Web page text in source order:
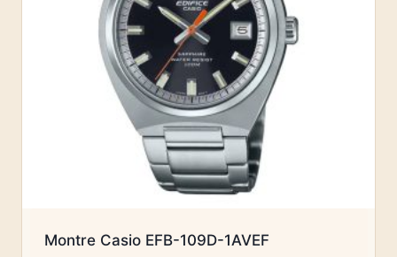
Montre Casio EFB-109D-1AVEF